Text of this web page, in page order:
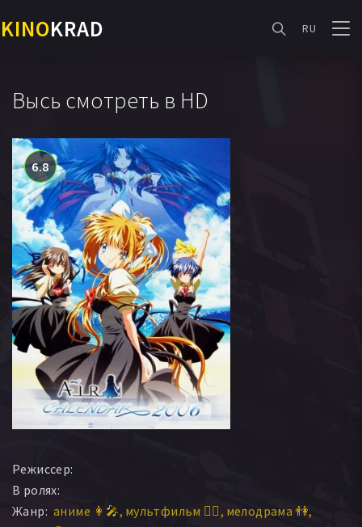
KINOKRAD RU
Высь смотреть в HD
6.8
Режиссер:
В ролях:
Жанр: аниме 👩‍🎤 мультфильм 🧚‍♀️ мелодрама 👫